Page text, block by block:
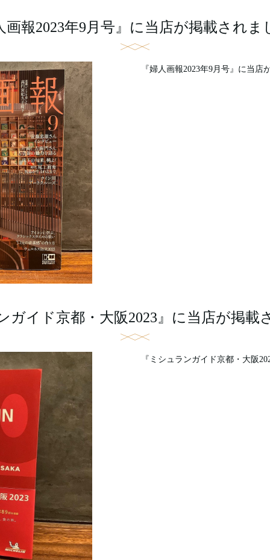
画報2023年9月号』に当店が掲載されま
『婦人画報2023年9月号』に当店
ガイド京都・大阪2023』に当店が掲載
『ミシュランガイド京都・大阪